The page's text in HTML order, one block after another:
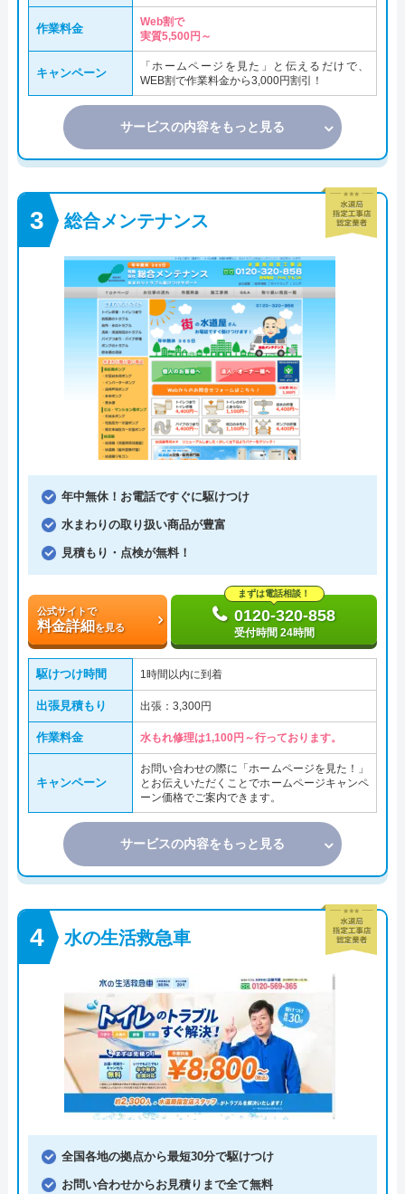
作業料金
Web割で
実質5,500円～
キャンペーン
「ホームページを見た」と伝えるだけで、
WEB割で作業料金から3,000円割引！
サービスの内容をもっと見る
総合メンテナンス
年中無休！お電話ですぐに駆けつけ
水まわりの取り扱い商品が豊富
見積もり・点検が無料！
公式サイトで
料金詳細を見る
まずは電話相談！
0120-320-858
受付時間 24時間
駆けつけ時間 1時間以内に到着
出張見積もり 出張：3,300円
作業料金 水もれ修理は1,100円～行っております。
キャンペーン
お問い合わせの際に「ホームページを見た！」
とお伝えいただくことでホームページキャンペ
ーン価格でご案内できます。
サービスの内容をもっと見る
水の生活救急車
全国各地の拠点から最短30分で駆けつけ
お問い合わせからお見積りまで全て無料